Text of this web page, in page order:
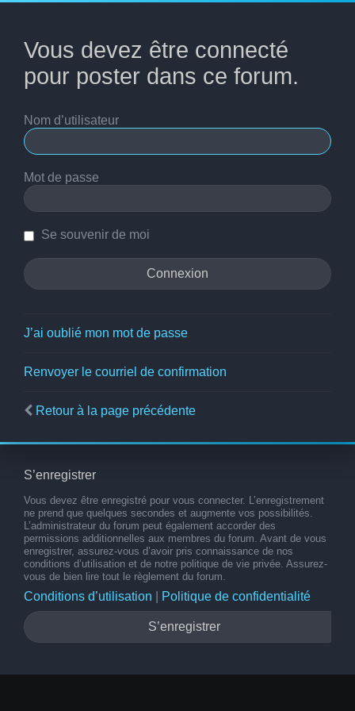
Vous devez être connecté
pour poster dans ce forum.
Nom d’utilisateur
Mot de passe
Se souvenir de moi
J’ai oublié mon mot de passe
Renvoyer le courriel de confirmation
Retour à la page précédente
S’enregistrer
Vous devez être enregistré pour vous connecter. L’enregistrement
ne prend que quelques secondes et augmente vos possibilités.
L’administrateur du forum peut également accorder des
permissions additionnelles aux membres du forum. Avant de vous
enregistrer, assurez-vous d’avoir pris connaissance de nos
conditions d’utilisation et de notre politique de vie privée. Assurez-
vous de bien lire tout le règlement du forum.
Conditions d’utilisation Politique de confidentialité
S’enregistrer